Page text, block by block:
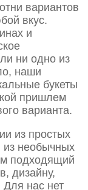
вариантов
вкус.
и
ни одно из
наши
букеты
пришлем
варианта.
из простых
из необычных
подходящий
дизайну,
нас нет